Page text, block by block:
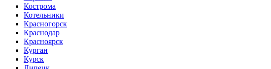
Кострома
Котельники
Красногорск
Краснодар
Красноярск
Курган
Курск